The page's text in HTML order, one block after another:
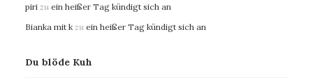
piri zu ein heißer Tag kündigt sich an
Bianka mit k zu ein heißer Tag kündigt sich an
Du blöde Kuh